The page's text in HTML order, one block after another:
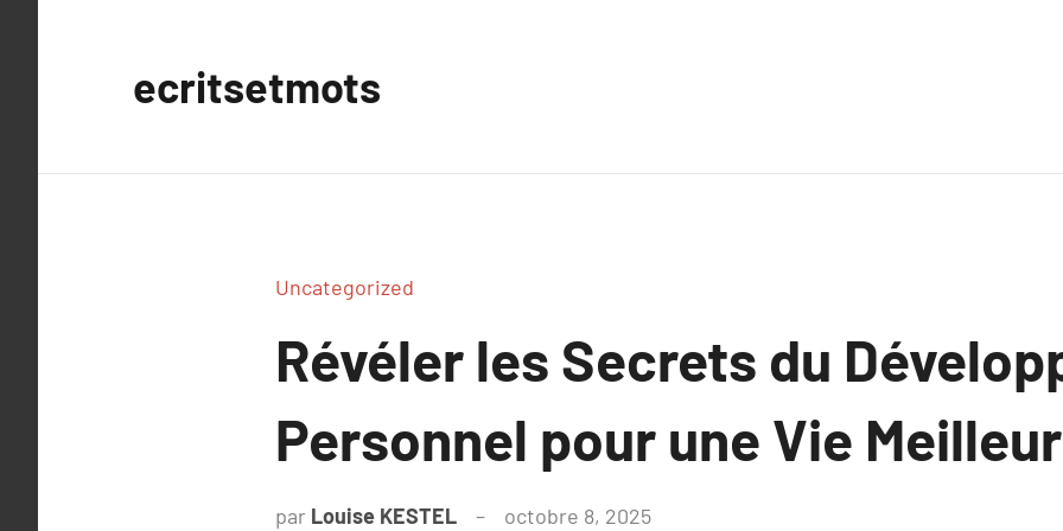
ecritsetmots
Uncategorized
Révéler les Secrets du
Personnel pour une Vie
par Louise KESTEL octobre 8, 2025